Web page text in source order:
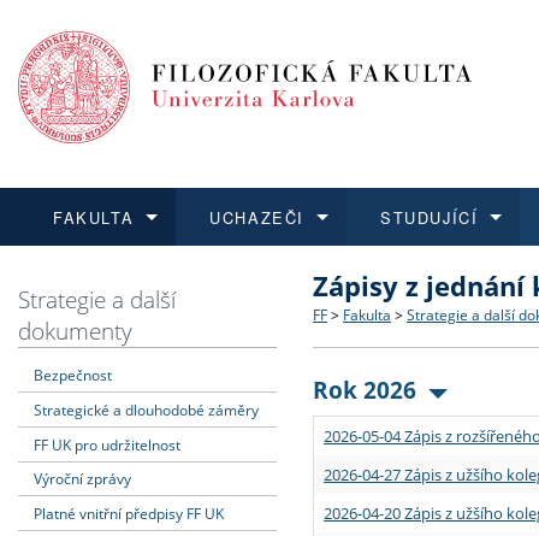
FAKULTA
Dozvědět se více
Struktura a historie
Strategie a další
Podpora a benefity pro
Absolventi fakulty
UCHAZEČI
Podat přihlášku
Co studovat a jak se
Učitelské studijní
Informace k průběhu
STUDUJÍCÍ
Dozvědět se více
Bakalářské a magisterské
Doktorské studium
Rigorózní řízení
Dozvědět se více
O vědě a výzkumu na FF
Akademické kvalifikace
Granty a projekty
Dozvědět se více
Aktuální nabídky a
Vyjíždějící studenti
Přijíždějící studenti
Vyjíždějící zaměstnanci
Strategie a další
dokumenty
Bezpečnost
Strategické a dlouhodobé záměry
FF UK pro udržitelnost
Výroční zprávy
Platné vnitřní předpisy FF UK
Zápisy z jednání
FF > Fakulta > Strategie a další
Rok 2026
2026-05-04 Zápis z
2026-04-27 Zápis z užšího
2026-04-20 Zápis z užšího